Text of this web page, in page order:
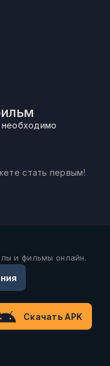
необходимо
стать первым!
и фильмы онлайн.
Скачать APK